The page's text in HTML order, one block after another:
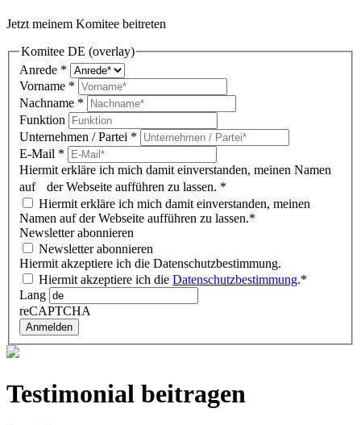
Jetzt meinem Komitee beitreten
Komitee DE (overlay)
Anrede *
Vorname *
Nachname *
Funktion
Unternehmen / Partei *
E-Mail *
Hiermit erkläre ich mich damit einverstanden, meinen Namen
auf der Webseite aufführen zu lassen. *
Hiermit erkläre ich mich damit einverstanden, meinen
Namen auf der Webseite aufführen zu lassen.*
Newsletter abonnieren
Newsletter abonnieren
Hiermit akzeptiere ich die Datenschutzbestimmung.
Hiermit akzeptiere ich die Datenschutzbestimmung.*
Lang
reCAPTCHA
Anmelden
Testimonial beitragen